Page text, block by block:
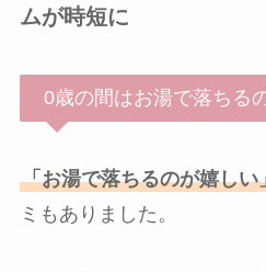
ムが時短に
0歳の間はお湯で落ちる
「お湯で落ちるのが嬉しい
ミもありました。